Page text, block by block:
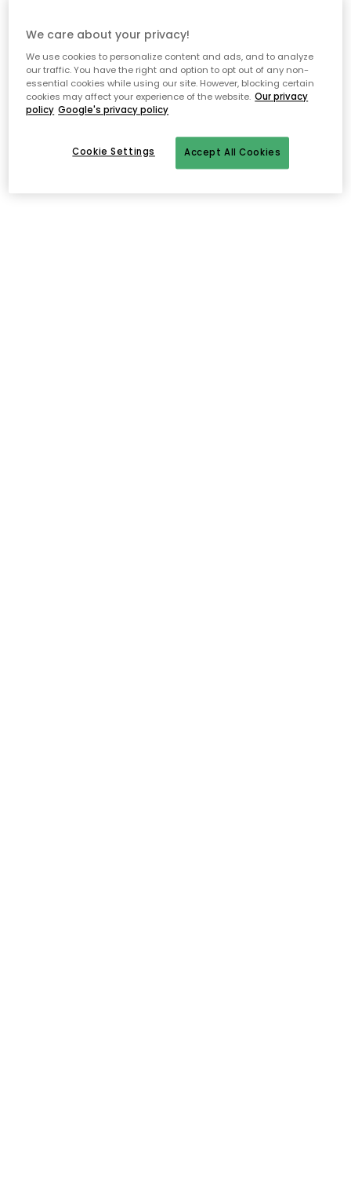
We care about your privacy!
We use cookies to personalize content and ads, and to analyze
our traffic. You have the right and option to opt out of any non-
essential cookies while using our site. However, blocking certain
cookies may affect your experience of the website. Our privacy
policy Google's privacy policy
Accept All Cookies
Cookie Settings